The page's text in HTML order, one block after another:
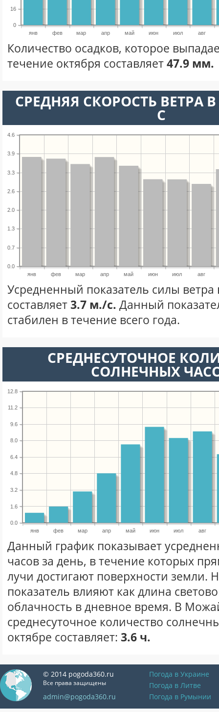
янв фев мар апр май июн июл авг
0
16
Количество осадков, которое
течение октября составляет47.9 мм.
СРЕДНЯЯ СКОРОСТЬ ВЕТРА
С
янв фев мар апр май июн июл авг
0.0
0.7
1.3
2.0
2.6
3.3
3.9
4.6
Усредненный показатель силы ветра
составляет3.7 м./с. Данный
стабилен в течение всего года.
СРЕДНЕСУТОЧНОЕ
СОЛНЕЧНЫХ
янв фев мар апр май июн июл авг
0.0
1.6
3.2
4.8
6.4
8.0
9.6
11.2
12.8
Данный график показывает
часов за день, в течение которых
лучи достигают поверхности земли.
показатель влияют как длина
облачность в дневное время. В
среднесуточное количество
октябре составляет: 3.6 ч.
© 2014 pogoda360.ru
Все права защищены
admin@pogoda360.ru
Погода в Украине
Погода в Литве
Погода в Румынии